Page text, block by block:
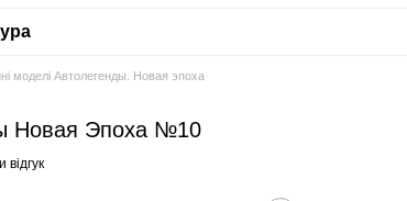
моделі Автолегенды. Новая эпоха
Новая Эпоха №10
відгук